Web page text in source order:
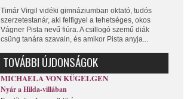
Timár Virgil vidéki gimnáziumban oktató, tudós
szerzetestanár, aki felfigyel a tehetséges, okos
Vágner Pista nevű fiúra. A csillogó szemű diák
csüng tanára szavain, és amikor Pista anyja...
TOVÁBBI ÚJDONSÁGOK
MICHAELA VON KÜGELGEN
Nyár a Hilda-villában